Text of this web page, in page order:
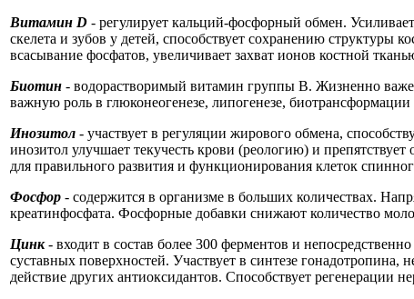
Витамин D - регулирует кальций-фосфорный обмен.
скелета и зубов у детей, способствует сохранению структуры
всасывание фосфатов, увеличивает захват ионов костной
Биотин - водорастворимый витамин группы В. Жизненно
важную роль в глюконеогенезе, липогенезе,
Инозитол - участвует в регуляции жирового обмена,
инозитол улучшает текучесть крови (реологию) и
для правильного развития и функционирования клеток
Фосфор - содержится в организме в больших количествах.
креатинфосфата. Фосфорные добавки снижают количество
Цинк- входит в состав более 300 ферментов и
суставных поверхностей. Участвует в синтезе
действие других антиоксидантов. Способствует регенерации